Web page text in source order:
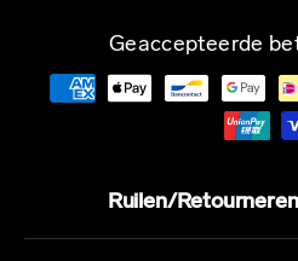
Geaccepteerde
Ruilen/